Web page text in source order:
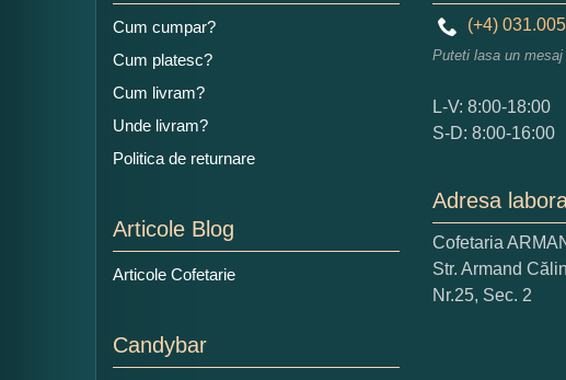
Adaugati
Ce nota
1 2
Nu tocmai
Cum cumpar?
Cum platesc?
Cum livram?
Unde livram?
Politica de returnare
Articole Blog
Articole Cofetarie
Candybar
(+4)
Puteti lasa un
L-V: 8:00-18:00
S-D: 8:00-16:00
Adresa
Cofetaria
Str. Armand
Nr.25, Sec. 2